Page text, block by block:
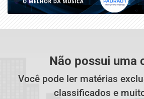
Não possui uma
Você pode ler matérias
classificados e